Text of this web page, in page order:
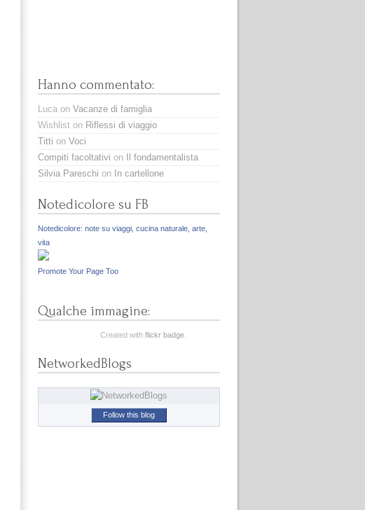
Hanno commentato:
Luca on Vacanze di famiglia
Wishlist on Riflessi di viaggio
Titti on Voci
Compiti facoltativi on
Il fondamentalista
Silvia Pareschi on In cartellone
Notedicolore su FB
Notedicolore: note su viaggi, cucina naturale, arte,
vita
Promote Your Page Too
Qualche immagine:
Created with flickr badge.
NetworkedBlogs
Follow this blog